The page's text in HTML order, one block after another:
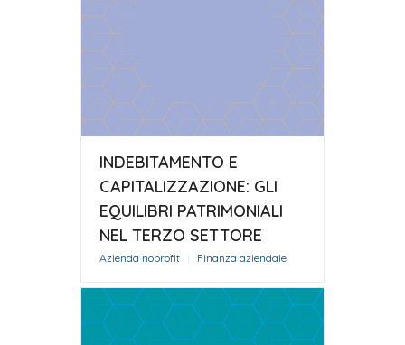
INDEBITAMENTO E
CAPITALIZZAZIONE: GLI
EQUILIBRI PATRIMONIALI
NEL TERZO SETTORE
Azienda noprofit Finanza aziendale